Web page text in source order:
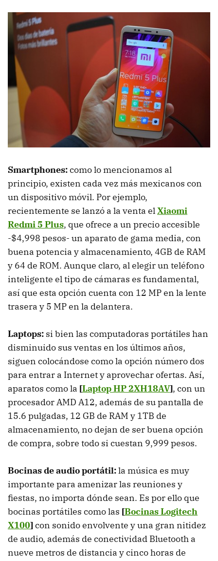
Smartphones:como lo mencionamos al
principio, existen cada vez más mexicanos con
un dispositivo móvil. Por ejemplo,
recientemente se lanzó a la venta elXiaomi
Redmi 5 Plus, que ofrece a un precio accesible
-$4,998 pesos- un aparato de gama media, con
buena potencia y almacenamiento, 4GB de RAM
y 64 de ROM. Aunque claro, al elegir un teléfono
inteligente el tipo de cámaras es fundamental,
así que esta opción cuenta con 12 MP en la lente
trasera y 5 MP en la delantera.
Laptops: si bien las computadoras portátiles han
disminuido sus ventas en los últimos años,
siguen colocándose como la opción número dos
para entrar a Internet y aprovechar ofertas. Así,
aparatos como la [Laptop HP 2XH18AV], con un
procesador AMD A12, además de su pantalla de
15.6 pulgadas, 12 GB de RAM y 1TB de
almacenamiento, no dejan de ser buena opción
de compra, sobre todo si cuestan 9,999 pesos.
Bocinas de audio portátil:la música es muy
importante para amenizar las reuniones y
fiestas, no importa dónde sean. Es por ello que
bocinas portátiles como las [Bocinas Logitech
X100]con sonido envolvente y una gran nitidez
de audio, además de conectividad Bluetooth a
nueve metros de distancia y cinco horas de